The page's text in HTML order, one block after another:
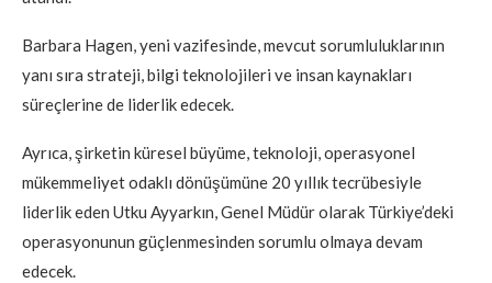
Barbara Hagen, yeni vazifesinde, mevcut sorumluluklarının
yanı sıra strateji, bilgi teknolojileri ve insan kaynakları
süreçlerine de liderlik edecek.
Ayrıca, şirketin küresel büyüme, teknoloji, operasyonel
mükemmeliyet odaklı dönüşümüne 20 yıllık tecrübesiyle
liderlik eden Utku Ayyarkın, Genel Müdür olarak Türkiye’deki
operasyonunun güçlenmesinden sorumlu olmaya devam
edecek.